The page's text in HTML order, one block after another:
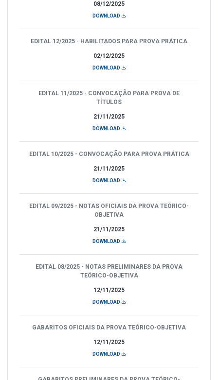
08/12/2025
DOWNLOAD
02/12/2025
EDITAL 12/2025 - HABILITADOS PARA PROVA PRÁTICA
DOWNLOAD
21/11/2025
EDITAL 11/2025 - CONVOCAÇÃO PARA PROVA DE
TÍTULOS
DOWNLOAD
21/11/2025
EDITAL 10/2025 - CONVOCAÇÃO PARA PROVA PRÁTICA
DOWNLOAD
21/11/2025
EDITAL 09/2025 - NOTAS OFICIAIS DA PROVA TEÓRICO-
OBJETIVA
DOWNLOAD
12/11/2025
EDITAL 08/2025 - NOTAS PRELIMINARES DA PROVA
TEÓRICO-OBJETIVA
DOWNLOAD
12/11/2025
GABARITOS OFICIAIS DA PROVA TEÓRICO-OBJETIVA
DOWNLOAD